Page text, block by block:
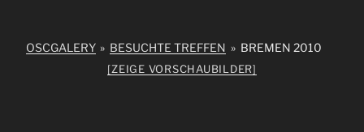
OSCGALERY » BESUCHTE TREFFEN » BREMEN 2010
[ZEIGE VORSCHAUBILDER]